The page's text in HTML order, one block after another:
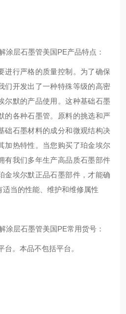
涂层石墨管美国PE产品特点：
进行严格的质量控制。为了确保
们开发出了一种特殊等级的高密
尔默的产品使用。这种基础石墨
的各种石墨管。原料的挑选和严
础石墨材料的成分和微观结构决
加热特性。当您购买了珀金埃尔
有我们多年生产高品质石墨部件
金埃尔默正品石墨部件，才能确
当的性能、维护和维修属性
涂层石墨管美国PE常用货号：
台。本品不包括平台。